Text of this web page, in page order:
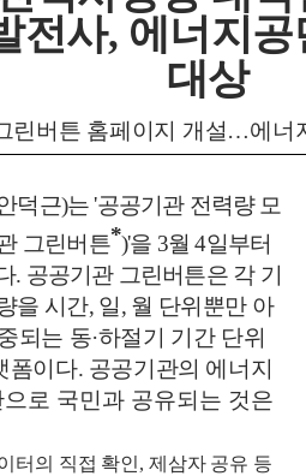
전사, 에너지
대상
린버튼 홈페이지 개설…에너
덕근)는'공공기관 전력량 모
그린버튼*)'을 3월4일부터
. 공공기관 그린버튼은 각 기
을 시간, 일, 월 단위뿐만 아
되는 동·하절기 기간 단위
폼이다. 공공기관의 에너지
로 국민과 공유되는 것은
터의 직접 확인, 제삼자 공유 등